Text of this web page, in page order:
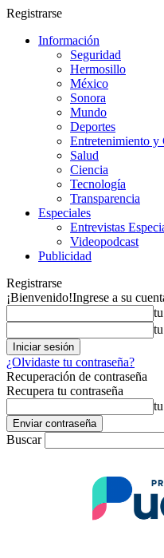
Registrarse
Información
Seguridad
Hermosillo
México
Sonora
Mundo
Deportes
Entretenimiento y
Salud
Ciencia
Tecnología
Transparencia
Especiales
Entrevistas
Videopodcast
Publicidad
Registrarse
¡Bienvenido!Ingrese a su
¿Olvidaste tu contraseña?
Recuperación de contraseña
Recupera tu contraseña
Buscar